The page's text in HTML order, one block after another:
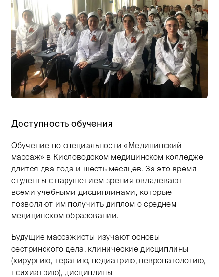
Тифлокомментарий: цветная фотография. Около
Доступность обучения
Обучение по специальности «Медицинский
массаж» в Кисловодском медицинском колледже
длится два года и шесть месяцев. За это время
студенты с нарушением зрения овладевают
всеми учебными дисциплинами, которые
позволяют им получить диплом о среднем
медицинском образовании.
Будущие массажисты изучают основы
сестринского дела, клинические дисциплины
(хирургию, терапию, педиатрию, невропатологию,
психиатрию), дисциплины